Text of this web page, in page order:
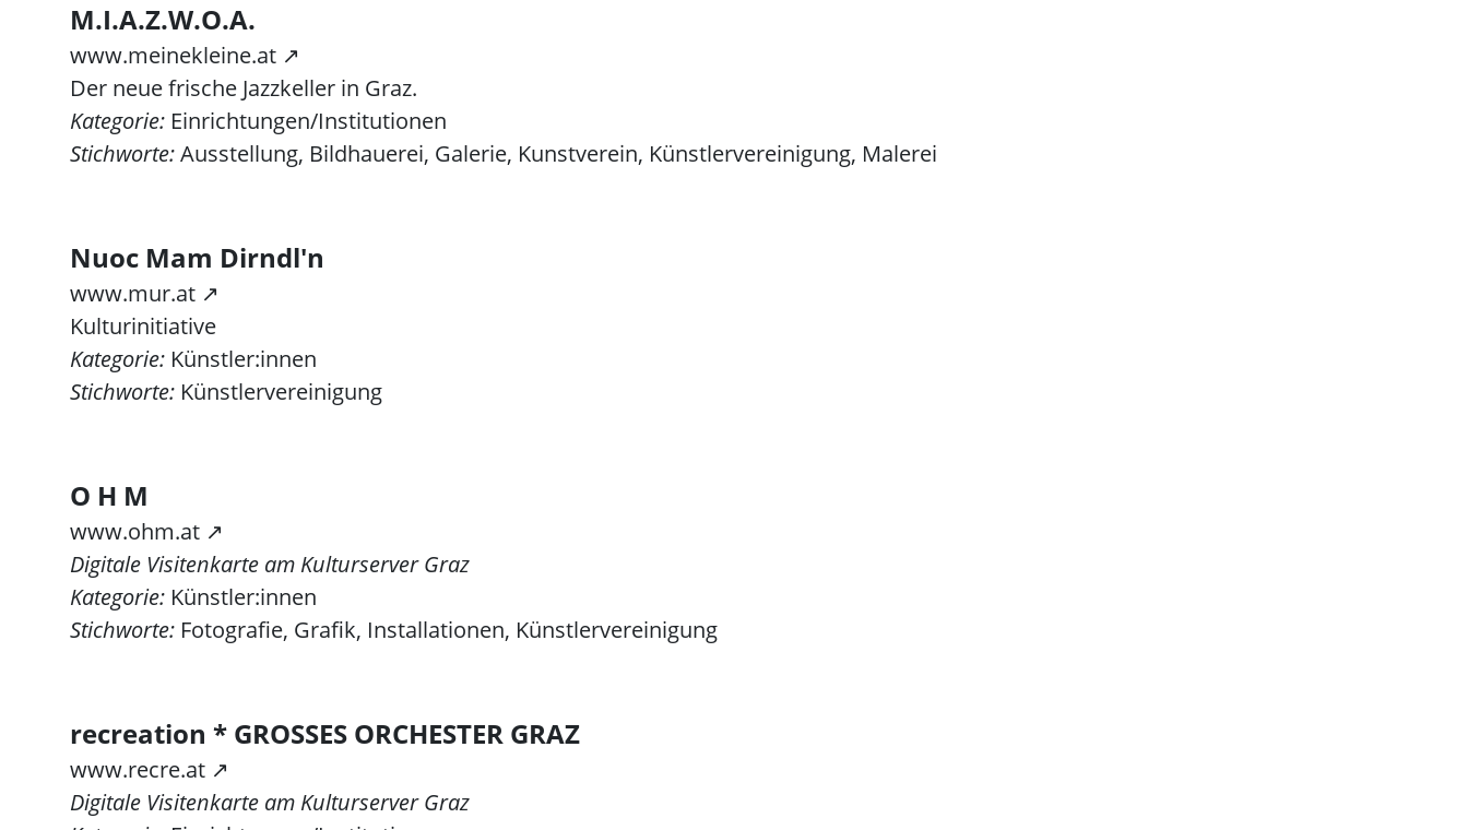
M.I.A.Z.W.O.A.
www.meinekleine.at ↗
Der neue frische Jazzkeller in Graz.
Kategorie: Einrichtungen/Institutionen
Stichworte:Ausstellung, Bildhauerei, Galerie, Kunstverein, Künstlervereinigung, Malerei
Nuoc Mam Dirndl'n
www.mur.at ↗
Kulturinitiative
Kategorie: Künstler:innen
Stichworte: Künstlervereinigung
O H M
www.ohm.at ↗
Digitale Visitenkarte am Kulturserver Graz
Kategorie: Künstler:innen
Stichworte: Fotografie, Grafik, Installationen, Künstlervereinigung
recreation * GROSSES ORCHESTER GRAZ
www.recre.at ↗
Digitale Visitenkarte am Kulturserver Graz